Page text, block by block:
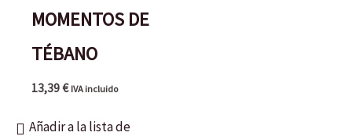
MOMENTOS DE
TÉBANO
13,39€ IVA incluido
Añadir a la lista de